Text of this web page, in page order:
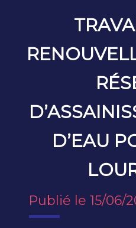
D’EAU
Publié le 15/06/